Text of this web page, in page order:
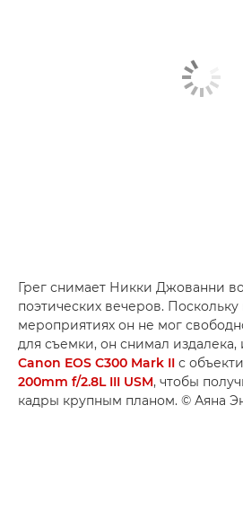
Грег снимает Никки Джованни
поэтических вечеров. Поскольку
мероприятиях он не мог
для съемки, он снимал издалека,
Canon EOS C300 Mark II с
200mm f/2.8L III USM, чтобы
кадры крупным планом. © Аяна